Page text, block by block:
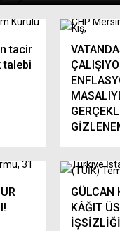
tacir
talebi
GÜLCAN
KÂĞIT
KIŞ: